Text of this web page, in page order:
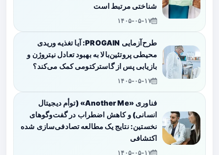
شناختی مرتبط است
۱۴۰۵-۰۵-۱۷
طرح‌آزمایی PROGAIN: آیا تغذیه وریدی
محیطی پروتئین‌بالا به بهبود تعادل نیتروژن و
بازیابی پس از گاسترکتومی کمک می‌کند؟
۱۴۰۵-۰۵-۱۷
فناوری «Another Me» (توأم دیجیتال
انسانی) و کاهش اضطراب در گفت‌وگوهای
نخستین: نتایج یک مطالعه تصادفی‌سازی شده
اکتشافی
۱۴۰۵-۰۵-۱۷